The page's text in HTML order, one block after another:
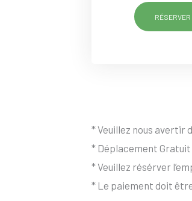
RÉSERVER
* Veuillez nous avertir
* Déplacement Gratuit
* Veuillez résérver
* Le paiement doit